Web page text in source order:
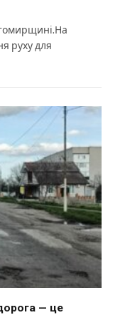
руху для
— це